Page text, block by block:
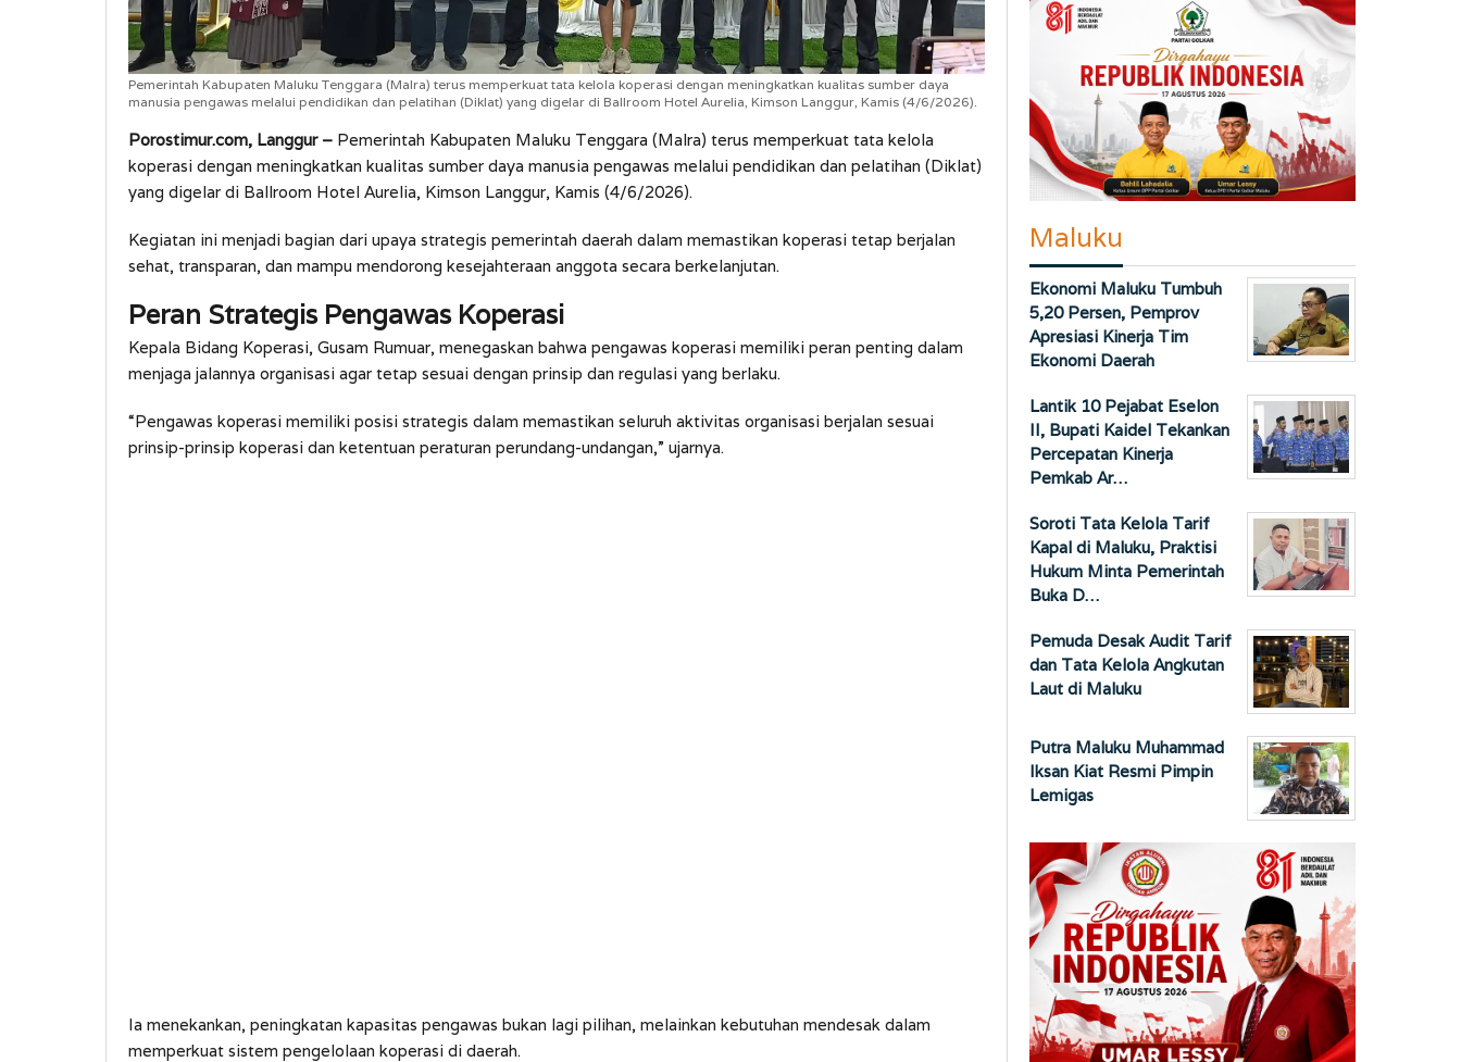
Pemerintah Kabupaten Maluku Tenggara (Malra) terus memperkuat tata kelola koperasi dengan meningkatkan kualitas sumber daya
manusia pengawas melalui pendidikan dan pelatihan (Diklat) yang digelar di Ballroom Hotel Aurelia, Kimson Langgur, Kamis (4/6/2026).
Porostimur.com, Langgur – Pemerintah Kabupaten Maluku Tenggara (Malra) terus memperkuat tata kelola
koperasi dengan meningkatkan kualitas sumber daya manusia pengawas melalui pendidikan dan pelatihan (Diklat)
yang digelar di Ballroom Hotel Aurelia, Kimson Langgur, Kamis (4/6/2026).
Kegiatan ini menjadi bagian dari upaya strategis pemerintah daerah dalam memastikan koperasi tetap berjalan
sehat, transparan, dan mampu mendorong kesejahteraan anggota secara berkelanjutan.
Peran Strategis Pengawas Koperasi
Kepala Bidang Koperasi, Gusam Rumuar, menegaskan bahwa pengawas koperasi memiliki peran penting dalam
menjaga jalannya organisasi agar tetap sesuai dengan prinsip dan regulasi yang berlaku.
“Pengawas koperasi memiliki posisi strategis dalam memastikan seluruh aktivitas organisasi berjalan sesuai
prinsip-prinsip koperasi dan ketentuan peraturan perundang-undangan,” ujarnya.
Ia menekankan, peningkatan kapasitas pengawas bukan lagi pilihan, melainkan kebutuhan mendesak dalam
memperkuat sistem pengelolaan koperasi di daerah.
Maluku
Ekonomi Maluku Tumbuh
5,20 Persen, Pemprov
Apresiasi Kinerja Tim
Ekonomi Daerah
Lantik 10 Pejabat Eselon
II, Bupati Kaidel Tekankan
Percepatan Kinerja
Pemkab Ar…
Soroti Tata Kelola Tarif
Kapal di Maluku, Praktisi
Hukum Minta Pemerintah
Buka D…
Pemuda Desak Audit Tarif
dan Tata Kelola Angkutan
Laut di Maluku
Putra Maluku Muhammad
Iksan Kiat Resmi Pimpin
Lemigas